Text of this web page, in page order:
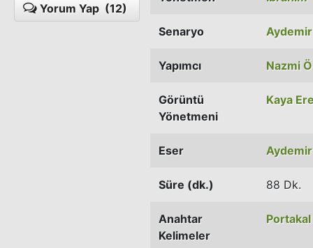
Yorum Yap (12)
Senaryo
Yapımcı Nazmi
Görüntü
Yönetmeni
Kaya
Eser
Süre (dk.) 88 Dk.
Anahtar
Kelimeler
Portakal